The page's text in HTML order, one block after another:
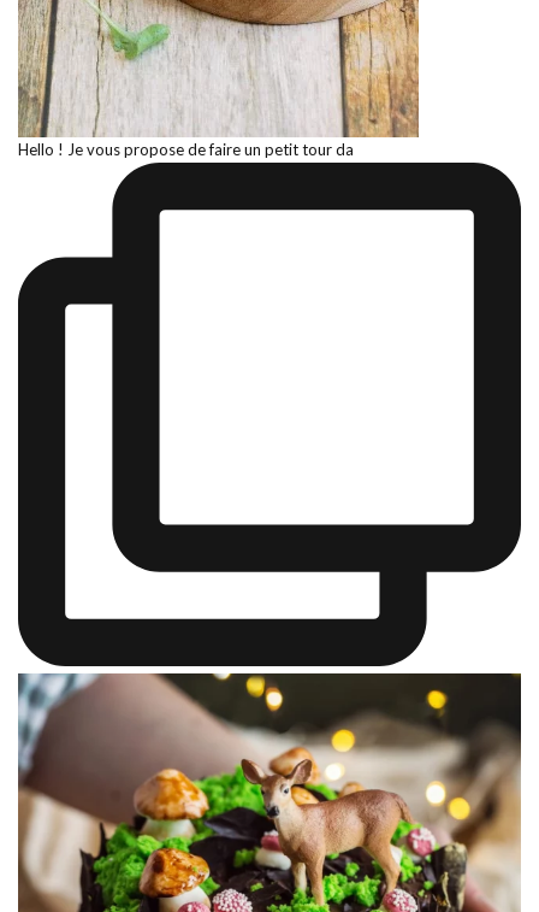
Hello ! Je vous propose de faire un petit tour da